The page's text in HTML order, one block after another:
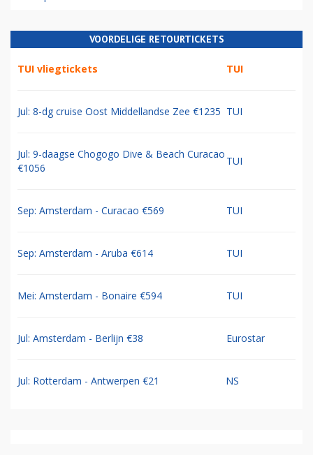
VOORDELIGE RETOURTICKETS
TUI vliegtickets TUI
Jul: 8-dg cruise Oost Middellandse Zee €1235 TUI
Jul: 9-daagse Chogogo Dive & Beach Curacao
€1056
TUI
Sep: Amsterdam - Curacao €569 TUI
Sep: Amsterdam - Aruba €614 TUI
Mei: Amsterdam - Bonaire €594 TUI
Jul: Amsterdam - Berlijn €38 Eurostar
Jul: Rotterdam - Antwerpen €21 NS